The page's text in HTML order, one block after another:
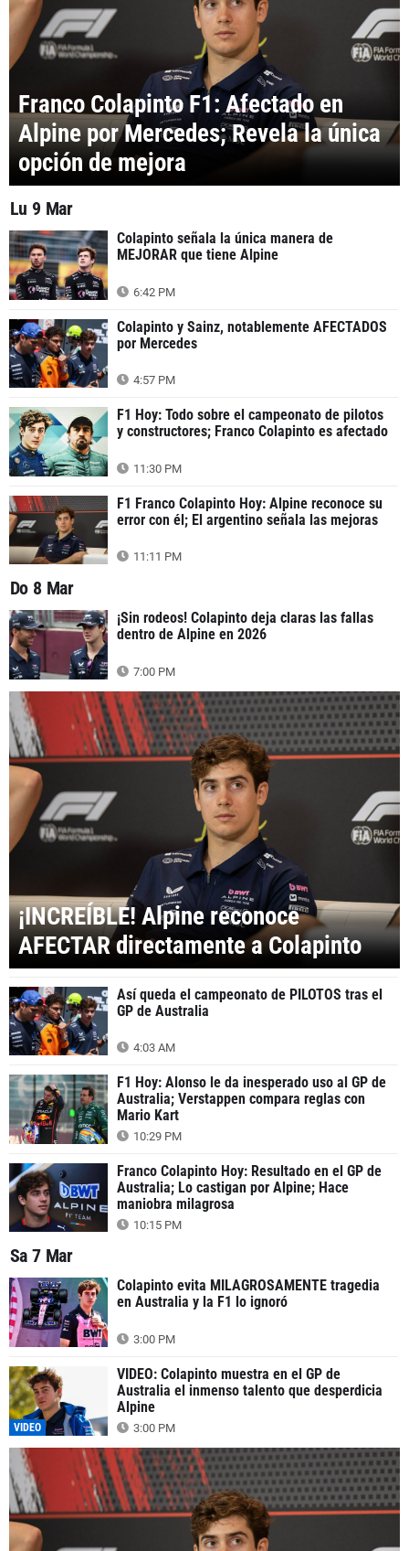
Franco Colapinto F1: Afectado en
Alpine por Mercedes; Revela la única
opción de mejora
Lu 9 Mar
Colapinto señala la única manera de
MEJORAR que tiene Alpine
6:42 PM
Colapinto y Sainz, notablemente AFECTADOS
por Mercedes
4:57 PM
F1 Hoy: Todo sobre el campeonato de pilotos
y constructores; Franco Colapinto es afectado
11:30 PM
F1 Franco Colapinto Hoy: Alpine reconoce su
error con él; El argentino señala las mejoras
11:11 PM
Do 8 Mar
¡Sin rodeos! Colapinto deja claras las fallas
dentro de Alpine en 2026
7:00 PM
¡INCREÍBLE! Alpine reconoce
AFECTAR directamente a Colapinto
Así queda el campeonato de PILOTOS tras el
GP de Australia
4:03 AM
F1 Hoy: Alonso le da inesperado uso al GP de
Australia; Verstappen compara reglas con
Mario Kart
10:29 PM
Franco Colapinto Hoy: Resultado en el GP de
Australia; Lo castigan por Alpine; Hace
maniobra milagrosa
10:15 PM
Sa 7 Mar
Colapinto evita MILAGROSAMENTE tragedia
en Australia y la F1 lo ignoró
3:00 PM
VIDEO
VIDEO: Colapinto muestra en el GP de
Australia el inmenso talento que desperdicia
Alpine
3:00 PM